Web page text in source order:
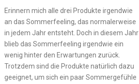
Erinnern mich alle drei Produkte irgendwie
an das Sommerfeeling, das normalerweise
in jedem Jahr entsteht. Doch in diesem Jahr
blieb das Sommerfeeling irgendwie ein
wenig hinter den Erwartungen zurück.
Trotzdem sind die Produkte natürlich dazu
geeignet, um sich ein paar Sommergefühle